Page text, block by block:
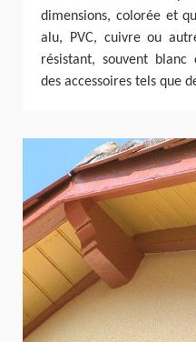
dimensions, colorée et
alu, PVC, cuivre ou
résistant, souvent
des accessoires tels que